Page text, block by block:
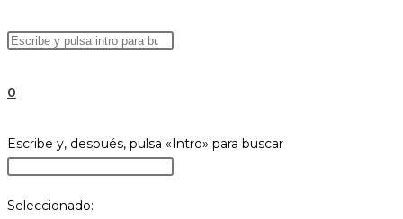
DE
Buscar
esta
panel
de
0
Buscar
en
web
Escribe y, después, pulsa «Intro» para buscar
Seleccionado: